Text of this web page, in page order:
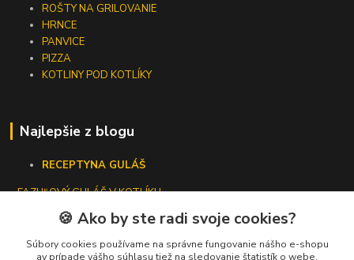
ROŠTY NA GRILOVANIE
HRNCE
PANVICE
PIZZA
KOTLINY POD KOTLÍKY
Najlepšie z blogu
RECEPTYNA GULÁŠ
-FAZUĽOVÝ GULÁŠ V KOTLÍKU
- VEGÁNSKY GULÁŠ V KOTLÍKU
VŠETKO O KOTLÍKOCH
🍪 Ako by ste radi svoje cookies?
Súbory cookies používame na správne fungovanie nášho e-shopu
av prípade vášho súhlasu tiež na sledovanie štatistík o webe,